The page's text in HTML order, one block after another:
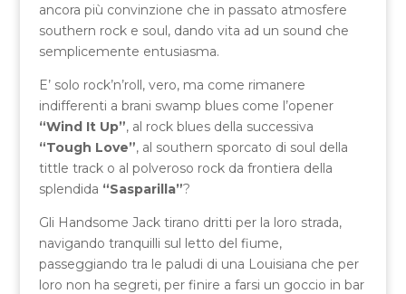
ancora più convinzione che in passato atmosfere
southern rock e soul, dando vita ad un sound che
semplicemente entusiasma.
E’ solo rock’n’roll, vero, ma come rimanere
indifferenti a brani swamp blues come l’opener
“Wind It Up”, al rock blues della successiva
“Tough Love”, al southern sporcato di soul della
tittle track o al polveroso rock da frontiera della
splendida “Sasparilla”?
Gli Handsome Jack tirano dritti per la loro strada,
navigando tranquilli sul letto del fiume,
passeggiando tra le paludi di una Louisiana che per
loro non ha segreti, per finire a farsi un goccio in bar